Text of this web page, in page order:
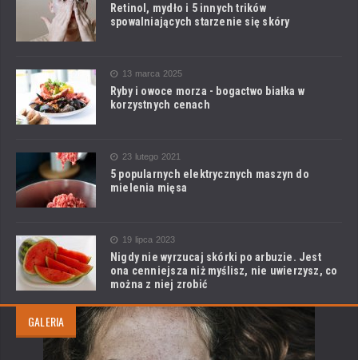
Retinol, mydło i 5 innych trików
spowalniających starzenie się skóry
13 marca 2025
Ryby i owoce morza - bogactwo białka w
korzystnych cenach
23 lutego 2021
5 popularnych elektrycznych maszyn do
mielenia mięsa
19 lipca 2023
Nigdy nie wyrzucaj skórki po arbuzie. Jest
ona cenniejsza niż myślisz, nie uwierzysz, co
można z niej zrobić
GALERIA